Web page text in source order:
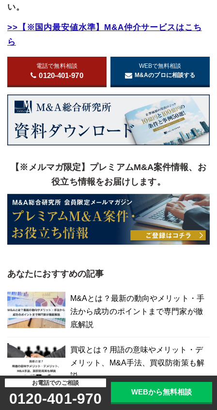
い。
>>【※国内最安値水準】M&A仲介サービスはこち
ら
電話で無料相談
0120-401-970
WEBで無料相談
M&Aのプロに相談する
【※メルマガ限定】プレミアムM&A案件情報、お
役立ち情報をお届けします。
あなたにおすすめの記事
M&Aとは？最新の動向やメリット・手
法から成功のポイントまで専門家が徹
底解説
買収とは？用語の意味やメリット・デ
メリット、M&A手法、買収防衛策も解
説
現在価値とは？計算方法や割引率、キ
お電話でのご相談
0120-401-970 WEBから無料相談